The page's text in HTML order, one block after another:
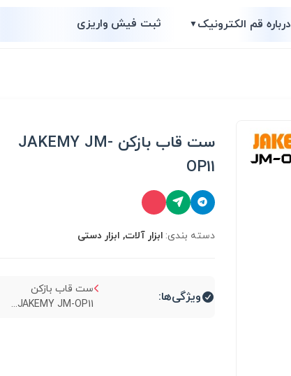
درباره قم الکترونیک▼ ثبت فیش واریزی
ست قاب بازکن JAKEMY JM-
OP11
دسته بندی: ابزار آلات, ابزار دستی
ویژگی‌ها:
ست قاب بازکن
JAKEMY JM-OP11...